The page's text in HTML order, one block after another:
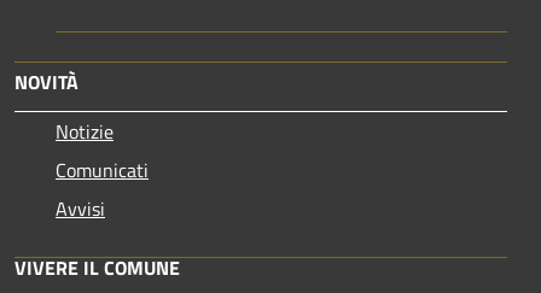
NOVITÀ
Notizie
Comunicati
Avvisi
VIVERE IL COMUNE